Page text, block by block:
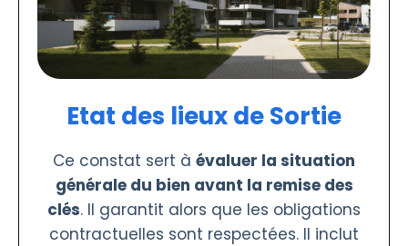
Etat des lieux de Sortie
Ce constat sert à évaluer la situation
générale du bien avant la remise des
clés. Il garantit alors que les obligations
contractuelles sont respectées. Il inclut